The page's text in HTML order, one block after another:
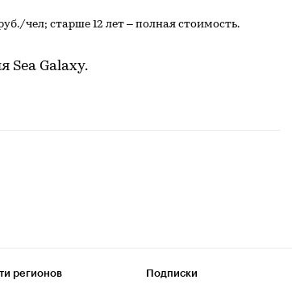
чел; старше 12 лет – полная стоимость.
​Sea Galaxy.
регионов Подписки